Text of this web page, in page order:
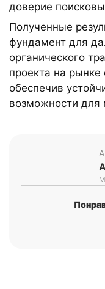
доверие
Полученные
фундамент для
органического
проекта на рынке
обеспечив
возможности для